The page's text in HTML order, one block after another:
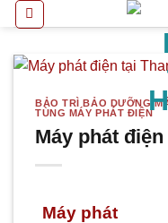
qua
nội
BẢO TRÌ BẢO DƯỠNG
TÙNG MÁY PHÁT ĐIỆN
Máy phát
Máy phát